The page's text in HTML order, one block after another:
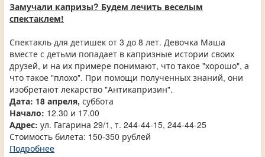
Замучали капризы? Будем лечить веселым
спектаклем!
Спектакль для детишек от 3 до 8 лет. Девочка Маша
вместе с детьми попадает в капризные истории своих
друзей, и на их примере понимают, что такое "хорошо", а
что такое "плохо". При помощи полученных знаний, они
изобретают лекарство "Антикапризин".
Дата: 18 апреля, суббота
Начало: 12.30 и 17.00
Адрес: ул. Гагарина 29/1, т. 244-44-15, 244-44-25
Стоимость билета: 150-350 рублей
Подробнее